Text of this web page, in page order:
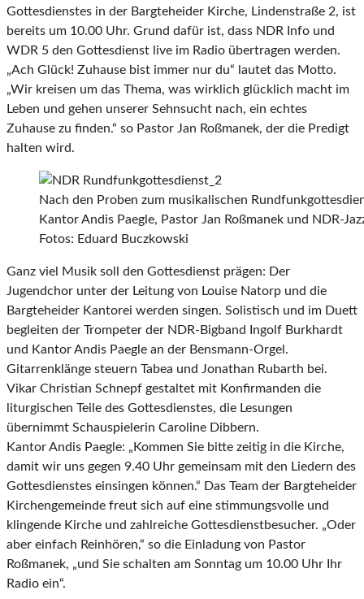
Gottesdienstes in der Bargteheider Kirche, Lindenstraße 2, ist
bereits um 10.00 Uhr. Grund dafür ist, dass NDR Info und
WDR 5 den Gottesdienst live im Radio übertragen werden.
„Ach Glück! Zuhause bist immer nur du“ lautet das Motto.
„Wir kreisen um das Thema, was wirklich glücklich macht im
Leben und gehen unserer Sehnsucht nach, ein echtes
Zuhause zu finden.“ so Pastor Jan Roßmanek, der die Predigt
halten wird.
Nach den Proben zum musikalischen
Kantor Andis Paegle, Pastor Jan Roßmanek und NDR-
Fotos: Eduard Buczkowski
Ganz viel Musik soll den Gottesdienst prägen: Der
Jugendchor unter der Leitung von Louise Natorp und die
Bargteheider Kantorei werden singen. Solistisch und im Duett
begleiten der Trompeter der NDR-Bigband Ingolf Burkhardt
und Kantor Andis Paegle an der Bensmann-Orgel.
Gitarrenklänge steuern Tabea und Jonathan Rubarth bei.
Vikar Christian Schnepf gestaltet mit Konfirmanden die
liturgischen Teile des Gottesdienstes, die Lesungen
übernimmt Schauspielerin Caroline Dibbern.
Kantor Andis Paegle: „Kommen Sie bitte zeitig in die Kirche,
damit wir uns gegen 9.40 Uhr gemeinsam mit den Liedern des
Gottesdienstes einsingen können.“ Das Team der Bargteheider
Kirchengemeinde freut sich auf eine stimmungsvolle und
klingende Kirche und zahlreiche Gottesdienstbesucher. „Oder
aber einfach Reinhören,“ so die Einladung von Pastor
Roßmanek, „und Sie schalten am Sonntag um 10.00 Uhr Ihr
Radio ein“.